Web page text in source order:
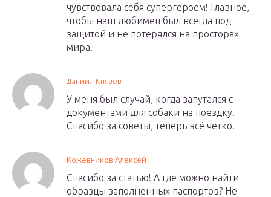
чувствовала себя супергероем! Главное,
чтобы наш любимец был всегда под
защитой и не потерялся на просторах
мира!
Даниил Князев
У меня был случай, когда запутался с
документами для собаки на поездку.
Спасибо за советы, теперь всё четко!
Кожевников Алексей
Спасибо за статью! А где можно найти
образцы заполненных паспортов? Не